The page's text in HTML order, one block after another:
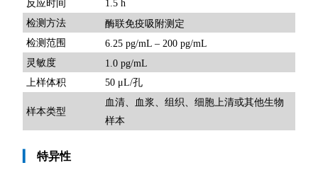
反应时间
1.5 h
检测方法
酶联免疫吸附测定
检测范围
6.25 pg/mL – 200 pg/mL
灵敏度
1.0 pg/mL
上样体积
50 μL/孔
样本类型
血清、血浆、组织、细胞上清或其他生物
样本
特异性